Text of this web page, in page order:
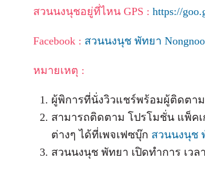
สวนนงนุชอยู่ที่ไหน GPS : https://
Facebook : สวนนงนุช พัทยา
หมายเหตุ :
ผู้พิการที่นั่งวิวแชร์พร้อมผู้ติดตา
สามารถติดตาม โปรโมชั่น แพ็ค
ต่างๆ ได้ที่เพจเฟซบุ๊ก สวนนงนุช พั
สวนนงนุช พัทยา เปิดทำการ เวลา